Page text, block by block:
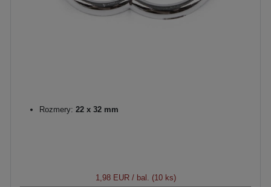
Rozmery: 22 x 32 mm
1,98 EUR/ bal. (10 ks)